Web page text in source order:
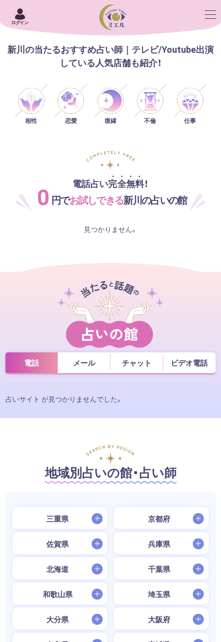
ログイン
新川の当たるおすすめ占い師｜テレビ/Youtube出演
している人気店舗も紹介！
相性 恋愛 復縁 不倫 仕事
電話占い完全無料！
0 円でお試しできる新川の占いの館
見つかりません。
電話 メール チャット ビデオ電話
占いサイト が見つかりませんでした。
地域別占いの館・占い師
三重県 京都府
佐賀県 兵庫県
北海道 千葉県
和歌山県 埼玉県
大分県 大阪府